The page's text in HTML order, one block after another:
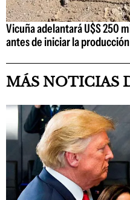
Vicuña adelantará U$S 250
antes de iniciar la
MÁS NOTICIAS